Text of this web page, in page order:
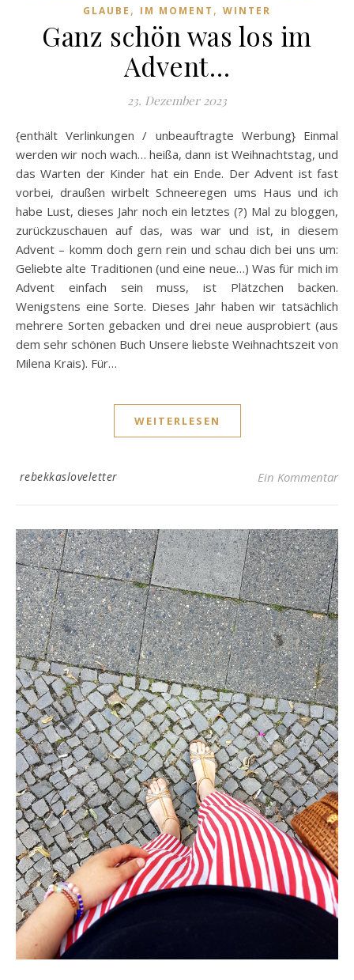
GLAUBE , IM MOMENT , WINTER
Ganz schön was los im
Advent…
23. Dezember 2023
{enthält Verlinkungen / unbeauftragte Werbung} Einmal
werden wir noch wach… heißa, dann ist Weihnachtstag, und
das Warten der Kinder hat ein Ende. Der Advent ist fast
vorbei, draußen wirbelt Schneeregen ums Haus und ich
habe Lust, dieses Jahr noch ein letztes (?) Mal zu bloggen,
zurückzuschauen auf das, was war und ist, in diesem
Advent – komm doch gern rein und schau dich bei uns um:
Geliebte alte Traditionen (und eine neue…) Was für mich im
Advent einfach sein muss, ist Plätzchen backen.
Wenigstens eine Sorte. Dieses Jahr haben wir tatsächlich
mehrere Sorten gebacken und drei neue ausprobiert (aus
dem sehr schönen Buch Unsere liebste Weihnachtszeit von
Milena Krais). Für…
WEITERLESEN
rebekkasloveletter Ein Kommentar